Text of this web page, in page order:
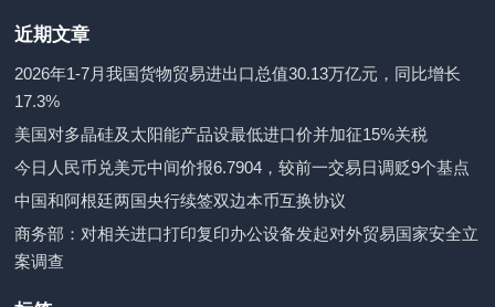
近期文章
2026年1-7月我国货物贸易进出口总值30.13万亿元，同比增长
17.3%
美国对多晶硅及太阳能产品设最低进口价并加征15%关税
今日人民币兑美元中间价报6.7904，较前一交易日调贬9个基点
中国和阿根廷两国央行续签双边本币互换协议
商务部：对相关进口打印复印办公设备发起对外贸易国家安全立
案调查